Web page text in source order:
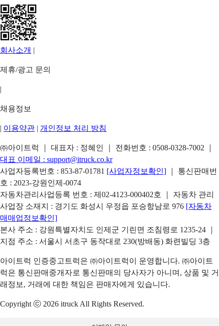
회사소개 |
제휴/광고 문의
|
채용정보
| 이용약관 | 개인정보 처리 방침
㈜아이트럭 ｜ 대표자 : 정혜인 ｜ 전화번호 : 0508-0328-7002
대표 이메일 : support@itruck.co.kr
사업자등록번호 : 853-87-01781 [사업자정보확인]
｜ 통신판매번
호 : 2023-강원인제-0074
자동차관리사업등록 번호 : 제02-4123-000402호 ｜ 자동차 관리
사업장 소재지 : 경기도 화성시 우정읍 포승항남로 976 [자동차
매매업정보확인]
본사 주소 : 강원특별자치도 인제군 기린면 조침령로 1235-24 ｜
지점 주소 : 서울시 서초구 동작대로 230(방배동) 화련빌딩 3층
아이트럭 인증중고트럭은 ㈜아이트럭이 운영합니다. ㈜아이트
럭은 통신판매중개자로 통신판매의 당사자가 아니며, 상품 및 거
래정보, 거래에 대한 책임은 판매자에게 있습니다.
Copyright ⓒ 2026 itruck All Rights Reserved.